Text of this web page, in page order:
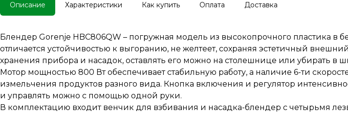
Описание Характеристики Как купить Оплата Доставка
Блендер Gorenje HBC806QW – погружная модель из высокопрочного пластика в
отличается устойчивостью к выгоранию, не желтеет, сохраняя эстетичный
хранения прибора и насадок, оставлять его можно на столешнице или убирать в
Мотор мощностью 800 Вт обеспечивает стабильную работу, а наличие 6-ти
измельчения продуктов разного вида. Кнопка включения и регулятор
и управлять можно с помощью одной руки.
В комплектацию входит венчик для взбивания и насадка-блендер с четырьмя